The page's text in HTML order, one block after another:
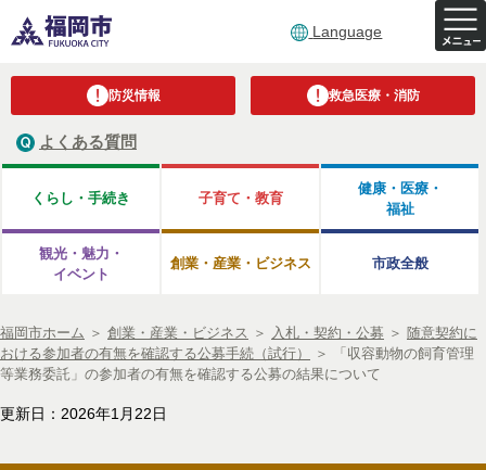
Language
防災情報 救急医療・消防
よくある質問
くらし・手続き 子育て・教育
健康・医療・
福祉
観光・魅力・
イベント
創業・産業・ビジネス 市政全般
福岡市ホーム ＞ 創業・産業・ビジネス ＞ 入札・契約・公募 ＞ 随意契約に
おける参加者の有無を確認する公募手続（試行）
＞
「収容動物の飼育管理
等業務委託」の参加者の有無を確認する公募の結果について
更新日：2026年1月22日